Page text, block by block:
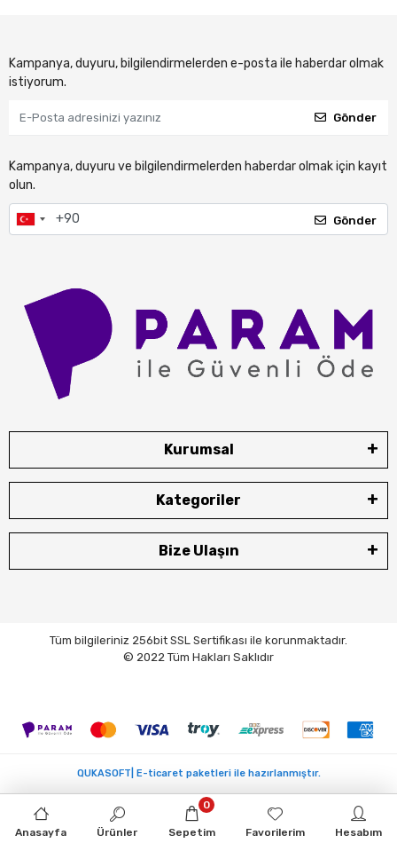
Kampanya, duyuru, bilgilendirmelerden e-posta ile haberdar olmak
istiyorum.
Gönder
Kampanya, duyuru ve bilgilendirmelerden haberdar olmak için kayıt
olun.
Gönder
Kurumsal
Kategoriler
Bize Ulaşın
Tüm bilgileriniz 256bit SSL Sertifikası ile korunmaktadır.
© 2022 Tüm Hakları Saklıdır
Anasayfa Ürünler Sepetim
0
Favorilerim Hesabım
QUKASOFT| E-ticaret paketleri ile hazırlanmıştır.